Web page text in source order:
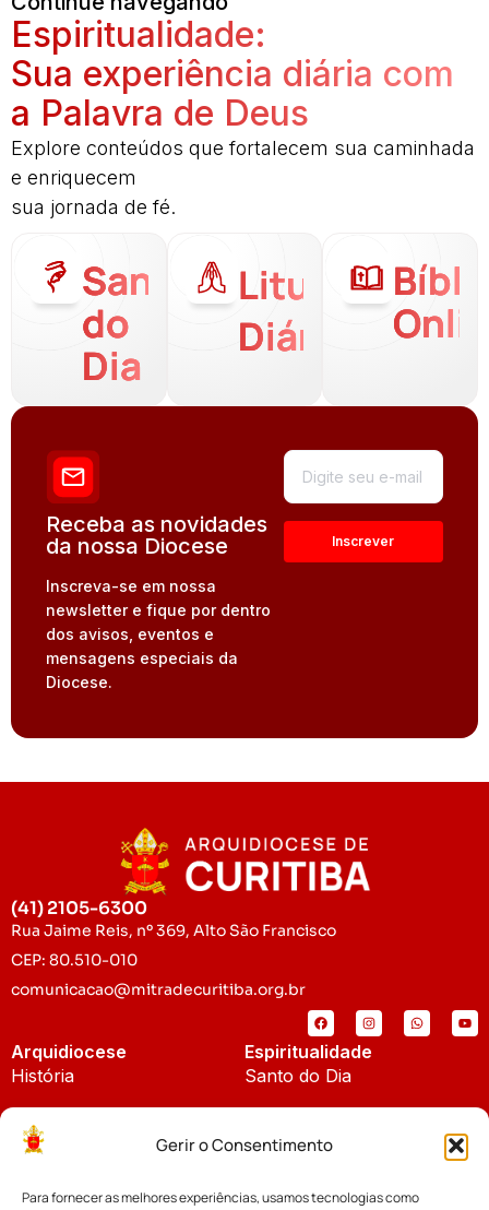
Gerir o Consentimento
Para fornecer as melhores experiências, usamos tecnologias como
Espiritualidade:
Sua experiência diária com
a Palavra de Deus
Explore conteúdos que fortalecem sua caminhada
e enriquecem
sua jornada de fé.
Santo
do
Dia
Liturgia
Diária
Receba as novidades
da nossa Diocese
Inscreva-se em nossa
newsletter e fique por dentro
dos avisos, eventos e
mensagens especiais da
Diocese.
(41) 2105-6300
Rua Jaime Reis, nº 369, Alto São Francisco
CEP: 80.510-010
comunicacao@mitradecuritiba.org.br
Arquidiocese
História
Padroeira
Espiritualidade
Santo do Dia
Notícias
Cúria Diocesana